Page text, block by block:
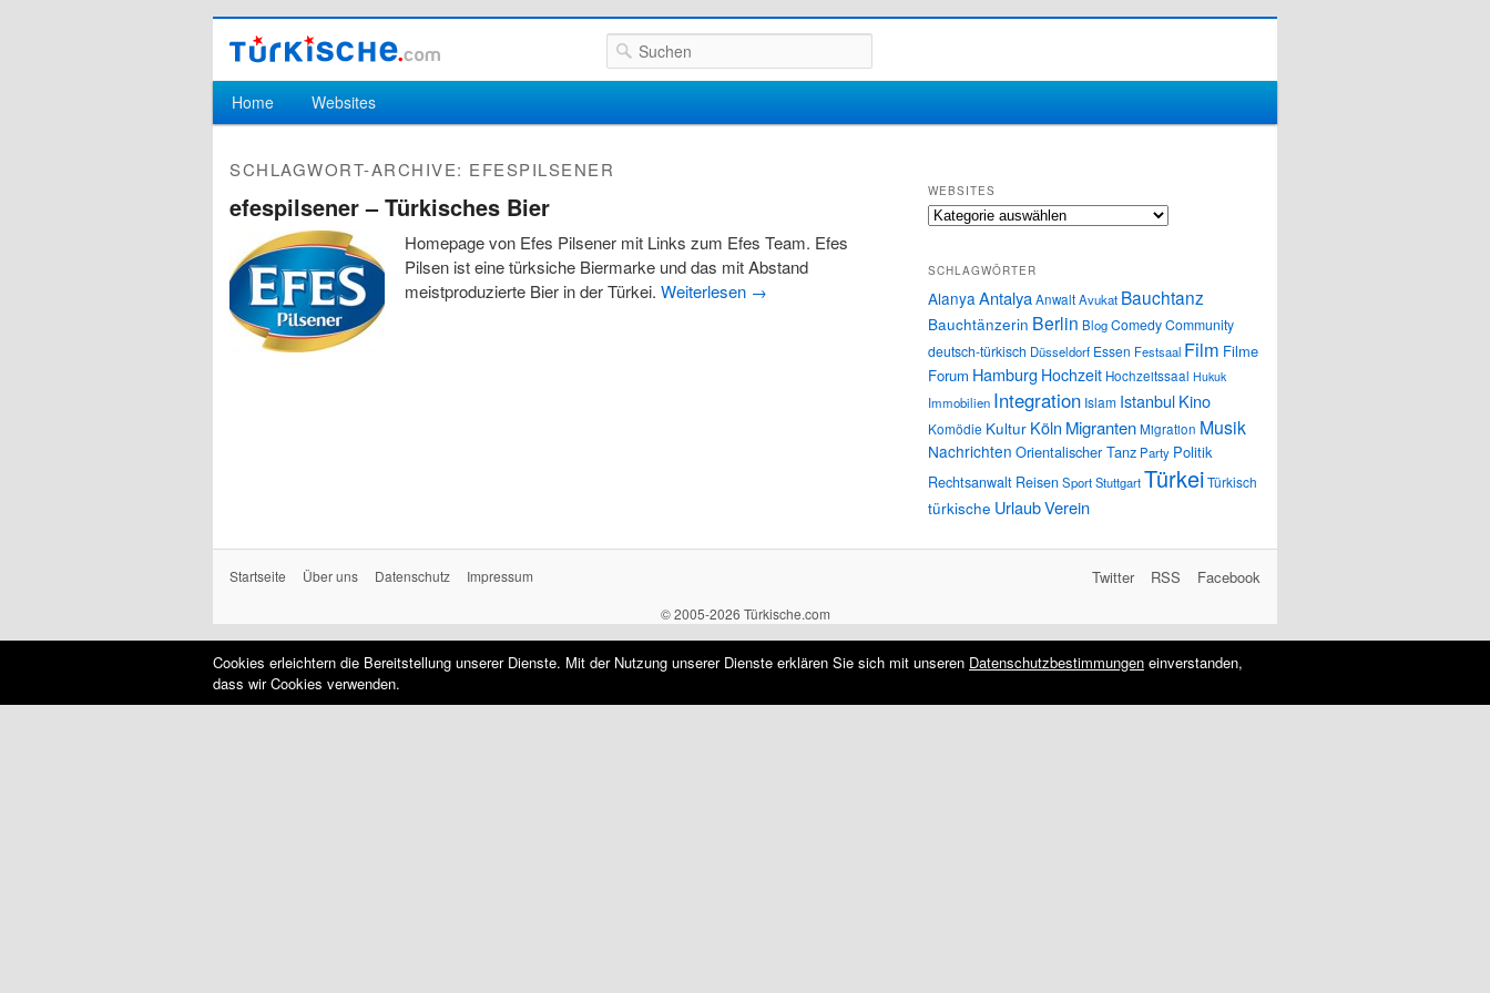
Suchen
Hauptmenü
Zum Inhalt wechseln
Zum sekundären Inhalt wechseln
Home Websites
SCHLAGWORT-ARCHIVE: EFESPILSENER
efespilsener – Türkisches Bier
Homepage von Efes Pilsener mit Links zum Efes Team. Efes
Pilsen ist eine türksiche Biermarke und das mit Abstand
meistproduzierte Bier in der Türkei. Weiterlesen →
WEBSITES
Websites
SCHLAGWÖRTER
Alanya AntalyaAnwaltAvukat Bauchtanz
Bauchtänzerin Berlin BlogComedyCommunity
deutsch-türkisch Düsseldorf Essen Festsaal Film Filme
Forum Hamburg Hochzeit Hochzeitssaal Hukuk
Immobilien Integration Islam IstanbulKino
Komödie Kultur Köln MigrantenMigration Musik
Nachrichten Orientalischer Tanz Party Politik
Rechtsanwalt ReisenSportStuttgartTürkeiTürkisch
türkische UrlaubVerein
Startseite Über uns Datenschutz Impressum Facebook
RSS
Twitter
© 2005-2026 Türkische.com
Cookies erleichtern die Bereitstellung unserer Dienste. Mit der Nutzung unserer Dienste erklären Sie sich mit unseren Datenschutzbestimmungen einverstanden,
dass wir Cookies verwenden.